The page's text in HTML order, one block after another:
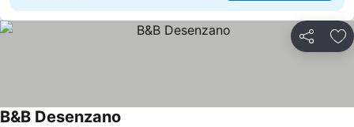
Deli
B&B Desenzano